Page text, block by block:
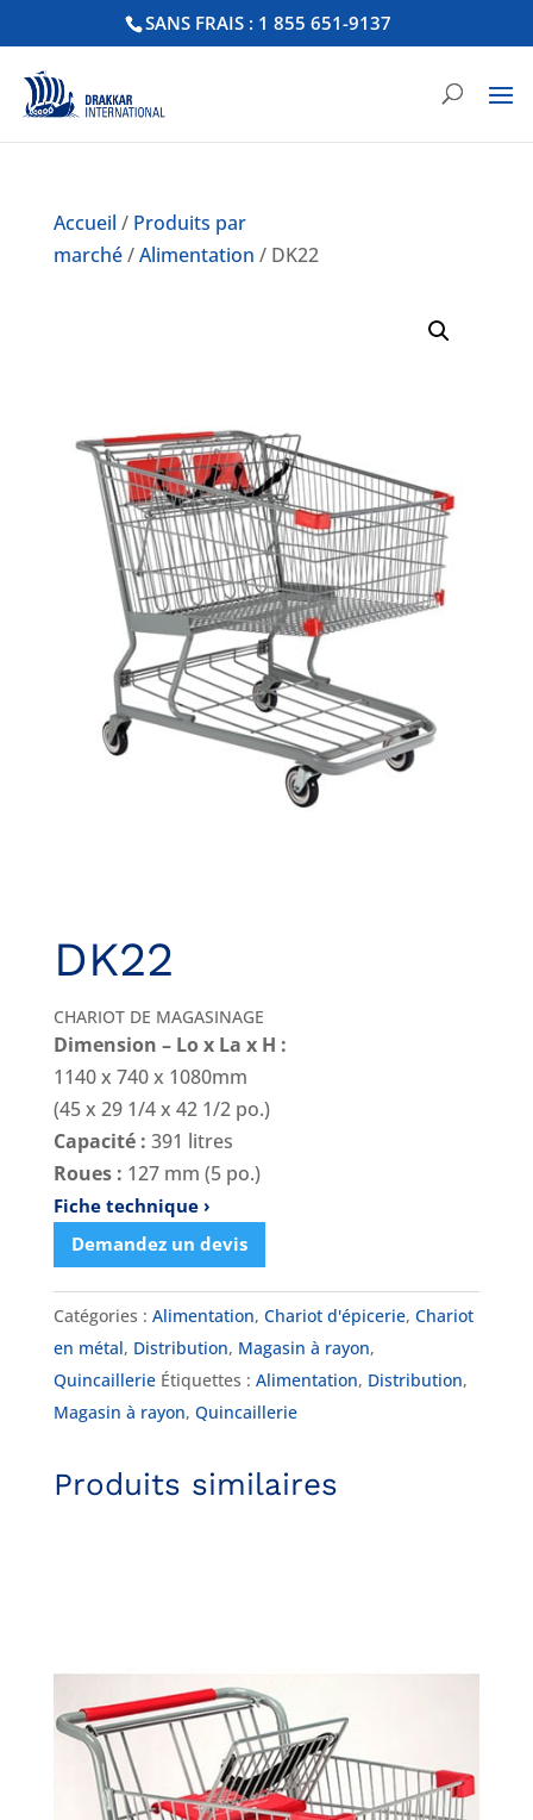
SANS FRAIS : 1 855 651-9137
Accueil / Produits par
marché/Alimentation / DK22
DK22
CHARIOT DE MAGASINAGE
Dimension – Lo x La x H :
1140 x 740 x 1080mm
(45 x 29 1/4 x 42 1/2 po.)
Capacité : 391 litres
Roues : 127 mm (5 po.)
Fiche technique
Demandez un devis
Catégories : Alimentation, Chariot d'épicerie, Chariot
en métal, Distribution, Magasin à rayon,
Quincaillerie Étiquettes : Alimentation, Distribution,
Magasin à rayon, Quincaillerie
Produits similaires